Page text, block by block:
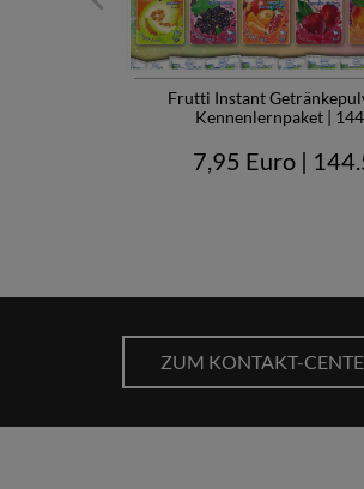
Frutti Instant
Kennenlernpaket |
7,95 Euro |
ZUM KONTAKT-